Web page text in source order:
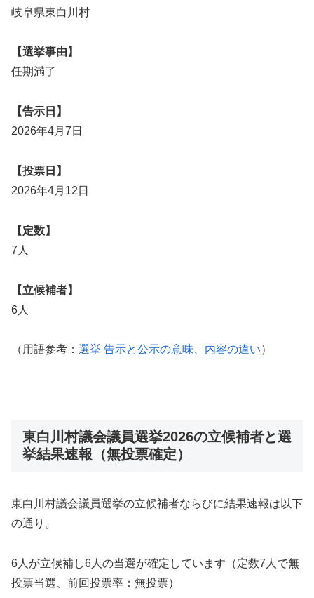
岐阜県東白川村
【選挙事由】
任期満了
【告示日】
2026年4月7日
【投票日】
2026年4月12日
【定数】
7人
【立候補者】
6人
（用語参考： 選挙 告示と公示の意味、内容の違い）
東白川村議会議員選挙2026の立候補者と選
挙結果速報（無投票確定）
東白川村議会議員選挙の立候補者ならびに結果速報は以下
の通り。
6人が立候補し6人の当選が確定しています（定数7人で無
投票当選、前回投票率：無投票）